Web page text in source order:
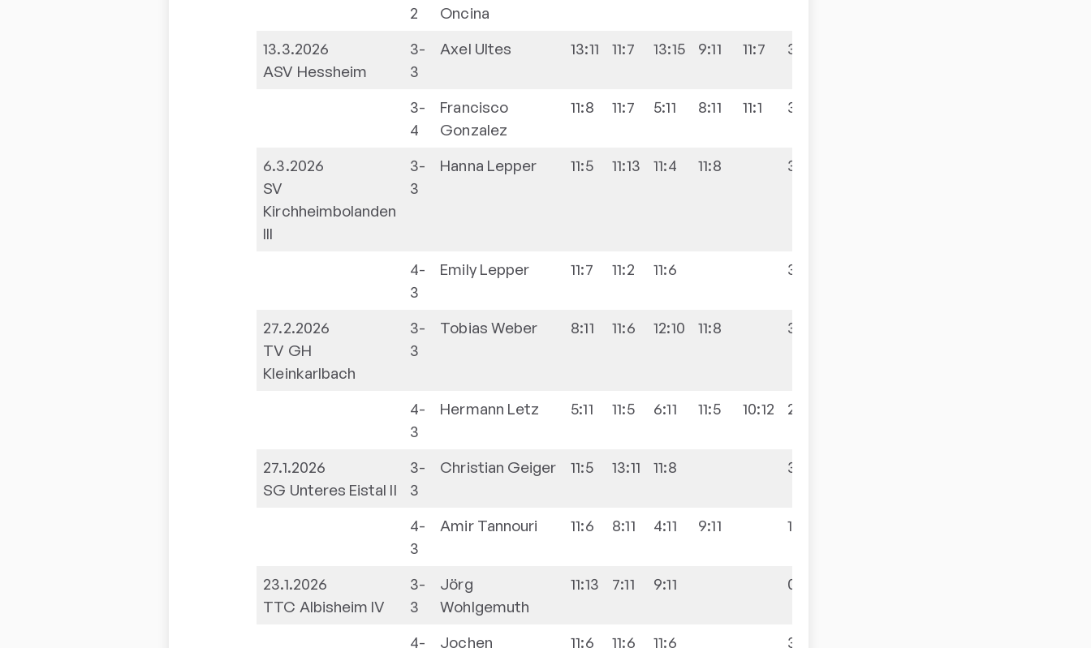
2
Oncina
13.3.2026
ASV Hessheim
3-
3
Axel Ultes 13:11 11:7 13:15 9:11 11:7 3:2
3-
4
Francisco
Gonzalez
11:8 11:7 5:11 8:11 11:1 3:2
6.3.2026
SV
Kirchheimbolanden
III
3-
3
Hanna Lepper 11:5 11:13 11:4 11:8 3:1
4-
3
Emily Lepper 11:7 11:2 11:6 3:0
27.2.2026
TV GH
Kleinkarlbach
3-
3
Tobias Weber 8:11 11:6 12:10 11:8 3:1
4-
3
Hermann Letz 5:11 11:5 6:11 11:5 10:12 2:3
27.1.2026
SG Unteres Eistal II
3-
3
Christian Geiger 11:5 13:11 11:8 3:0
4-
3
Amir Tannouri 11:6 8:11 4:11 9:11 1:3
23.1.2026
TTC Albisheim IV
3-
3
Jörg
Wohlgemuth
11:13 7:11 9:11 0:3
4- Jochen 11:6 11:6 11:6 3:0